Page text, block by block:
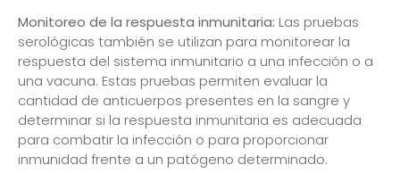
Monitoreo de la respuesta inmunitaria: Las pruebas
serológicas también se utilizan para monitorear la
respuesta del sistema inmunitario a una infección o a
una vacuna. Estas pruebas permiten evaluar la
cantidad de anticuerpos presentes en la sangre y
determinar si la respuesta inmunitaria es adecuada
para combatir la infección o para proporcionar
inmunidad frente a un patógeno determinado.